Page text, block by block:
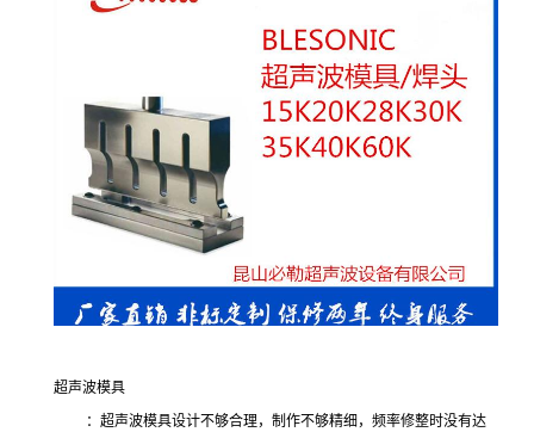
超声波模具
：超声波模具设计不够合理，制作不够精细，频率修整时没有达